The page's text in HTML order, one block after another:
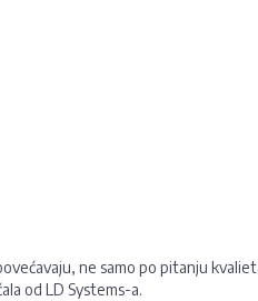
ne samo po pitanju
od LD Systems-a.